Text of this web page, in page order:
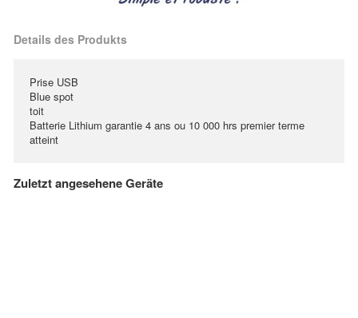
Details des Produkts
Prise USB
Blue spot
toit
Batterie Lithium garantie 4 ans ou 10 000 hrs premier terme
atteint
Zuletzt angesehene Geräte